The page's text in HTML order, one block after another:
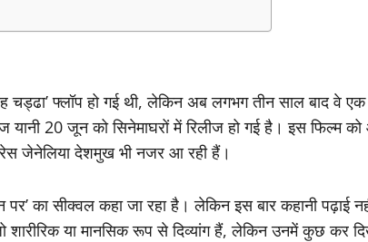
चड्ढा’ फ्लॉप हो गई थी, लेकिन अब लगभग तीन साल बाद वे एक
यानी 20 जून को सिनेमाघरों में रिलीज हो गई है। इस फिल्म
जेनेलिया देशमुख भी नजर आ रही हैं।
का सीक्वल कहा जा रहा है। लेकिन इस बार कहानी पढ़ाई
शारीरिक या मानसिक रूप से दिव्यांग हैं, लेकिन उनमें कुछ कर